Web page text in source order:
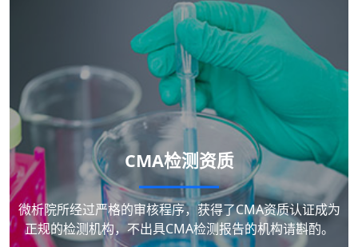
CMA检测资质
微析院所经过严格的审核程序，获得了CMA资质认证成为
正规的检测机构，不出具CMA检测报告的机构请斟酌。